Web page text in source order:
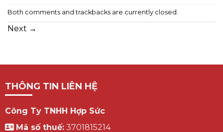
Both comments and trackbacks are currently closed.
Next →
THÔNG TIN LIÊN HỆ
Công Ty TNHH Hợp Sức
Mã số thuế:3701815214